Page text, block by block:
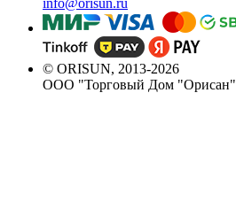
© ORISUN, 2013-2026
ООО "Торговый Дом "Орисан"